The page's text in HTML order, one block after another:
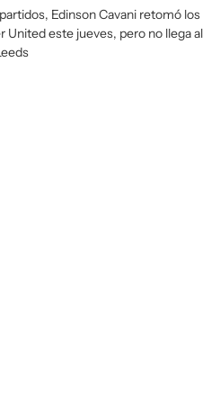
Edinson Cavani retomó los
este jueves, pero no llega al